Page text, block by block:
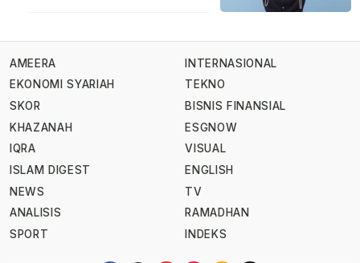
AMEERA
EKONOMI SYARIAH
SKOR
KHAZANAH
IQRA
ISLAM DIGEST
NEWS
ANALISIS
SPORT
INTERNASIONAL
TEKNO
BISNIS FINANSIAL
ESGNOW
VISUAL
ENGLISH
TV
RAMADHAN
INDEKS